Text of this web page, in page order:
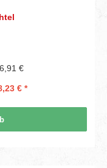
€
€ *